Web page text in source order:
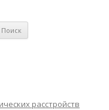
расстройств